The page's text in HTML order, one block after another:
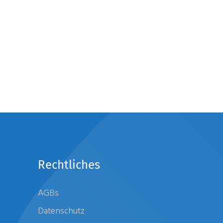
Rechtliches
AGBs
Datenschutz